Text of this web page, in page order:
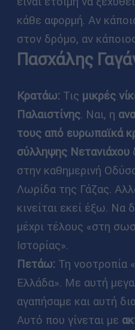
κάθε αφορμή. Αν
στον δρόμο, αν
Πασχάλης
Κρατάω:Τις μικρές
Παλαιστίνης. Ναι, η
τους από ευρωπαϊκά
σύλληψης Νετανιάχου
στην καθημερινή
Λωρίδα της Γάζας.
κινείται εκεί έξω. Να
μέχρι τέλους «στη
Ιστορίας».
Πετάω:Τη νοοτροπία
Ελλάδα». Με αυτή
αγαπήσαμε και αυτή
Αυτό που γίνεται με